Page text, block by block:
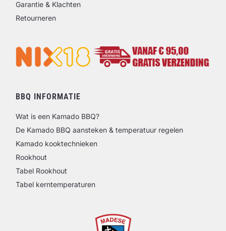
Garantie & Klachten
Retourneren
BBQ INFORMATIE
Wat is een Kamado BBQ?
De Kamado BBQ aansteken & temperatuur regelen
Kamado kooktechnieken
Rookhout
Tabel Rookhout
Tabel kerntemperaturen